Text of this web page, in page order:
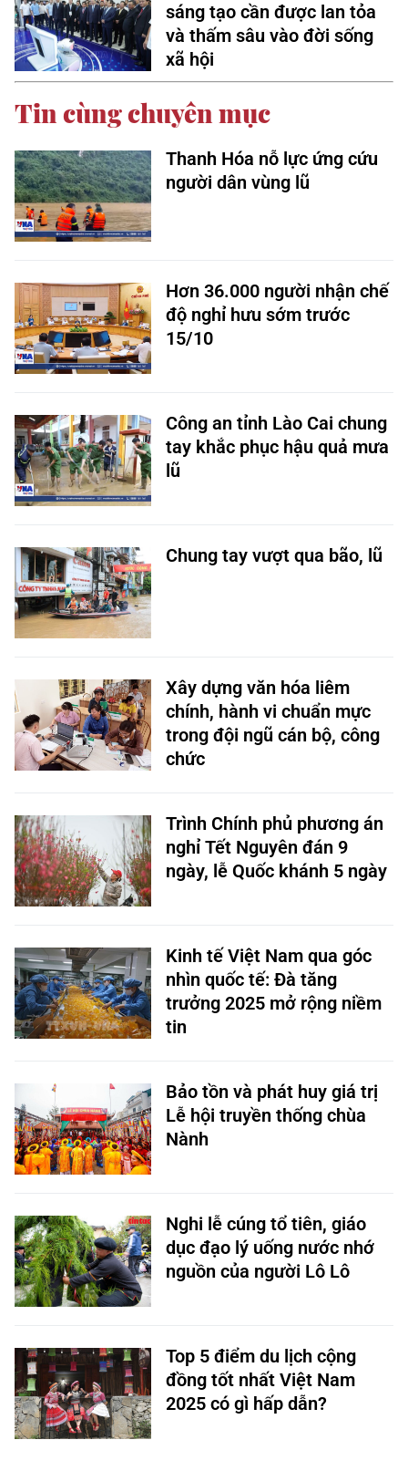
sáng tạo cần được lan tỏa
và thấm sâu vào đời sống
xã hội
Tin cùng chuyên mục
Thanh Hóa nỗ lực ứng cứu
người dân vùng lũ
Hơn 36.000 người nhận chế
độ nghỉ hưu sớm trước
15/10
Công an tỉnh Lào Cai chung
tay khắc phục hậu quả mưa
lũ
Chung tay vượt qua bão, lũ
Xây dựng văn hóa liêm
chính, hành vi chuẩn mực
trong đội ngũ cán bộ, công
chức
Trình Chính phủ phương án
nghỉ Tết Nguyên đán 9
ngày, lễ Quốc khánh 5 ngày
Kinh tế Việt Nam qua góc
nhìn quốc tế: Đà tăng
trưởng 2025 mở rộng niềm
tin
Bảo tồn và phát huy giá trị
Lễ hội truyền thống chùa
Nành
Nghi lễ cúng tổ tiên, giáo
dục đạo lý uống nước nhớ
nguồn của người Lô Lô
Top 5 điểm du lịch cộng
đồng tốt nhất Việt Nam
2025 có gì hấp dẫn?